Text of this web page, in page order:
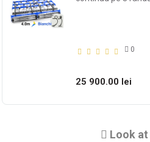
0
25 900.00 lei
Look